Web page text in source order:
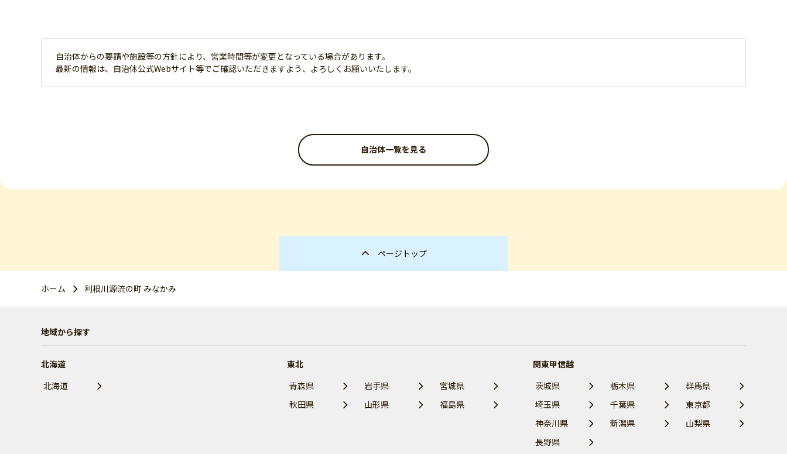
自治体からの要請や施設等の方針により、営業時間等が変更となっている場合があります。
最新の情報は、自治体公式Webサイト等でご確認いただきますよう、よろしくお願いいたします。
自治体一覧を見る
ページトップ
ホーム 利根川源流の町 みなかみ
地域から探す
北海道
北海道
東北
青森県
岩手県
宮城県
秋田県
山形県 福島県
関東甲信越
茨城県
栃木県
群馬県
埼玉県
千葉県
東京都
神奈川県
新潟県
山梨県
長野県